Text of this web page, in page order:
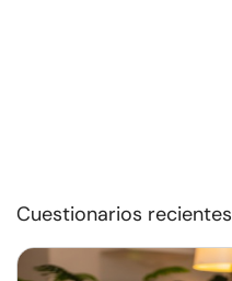
Cuestionarios recientes